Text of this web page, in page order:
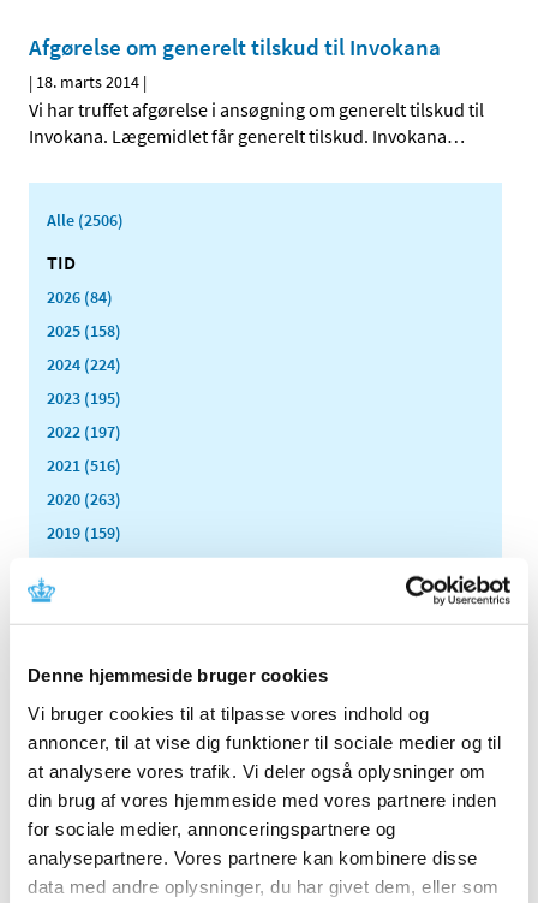
Denne hjemmeside bruger cookies
Vi bruger cookies til at tilpasse vores indhold og
annoncer, til at vise dig funktioner til sociale medier og til
at analysere vores trafik. Vi deler også oplysninger om
din brug af vores hjemmeside med vores partnere inden
for sociale medier, annonceringspartnere og
analysepartnere. Vores partnere kan kombinere disse
data med andre oplysninger, du har givet dem, eller som
Afgørelse om generelt tilskud til Invokana
| 18. marts 2014 |
Vi har truffet afgørelse i ansøgning om generelt tilskud til
Invokana. Lægemidlet får generelt tilskud. Invokana…
Alle (2506)
TID
2026 (84)
2025 (158)
2024 (224)
2023 (195)
2022 (197)
2021 (516)
2020 (263)
2019 (159)
2017 (167)
2015 (33)
december (3)
november (3)
oktober (1)
september (7)
august (4)
juli (2)